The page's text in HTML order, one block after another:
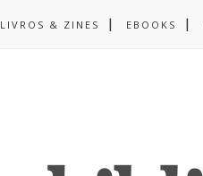
LIVROS & ZINES EBOOKS